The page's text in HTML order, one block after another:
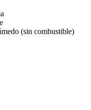
(sin combustible)